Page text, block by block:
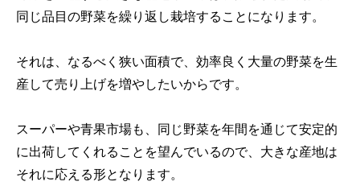
同じ品目の野菜を繰り返し栽培することになります。
それは、なるべく狭い面積で、効率良く大量の野菜を生
産して売り上げを増やしたいからです。
スーパーや青果市場も、同じ野菜を年間を通じて安定的
に出荷してくれることを望んでいるので、大きな産地は
それに応える形となります。